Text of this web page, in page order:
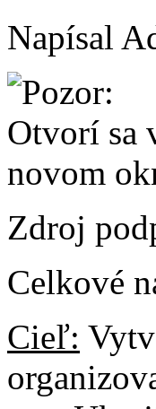
Napísal
Zdroj
Celkové
Cieľ: